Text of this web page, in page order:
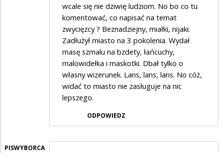
wcale się nie dziwię ludziom. No bo co tu
komentować, co napisać na temat
zwycięzcy ? Beznadziejny, miałki, nijaki.
Zadłużył miasto na 3 pokolenia. Wydał
masę szmalu na bzdety, łańcuchy,
malowidełka i maskotki. Dbał tylko o
własny wizerunek. Lans, lans, lans. No cóż,
widać to miasto nie zasługuje na nic
lepszego.
ODPOWIEDZ
PISWYBORCA